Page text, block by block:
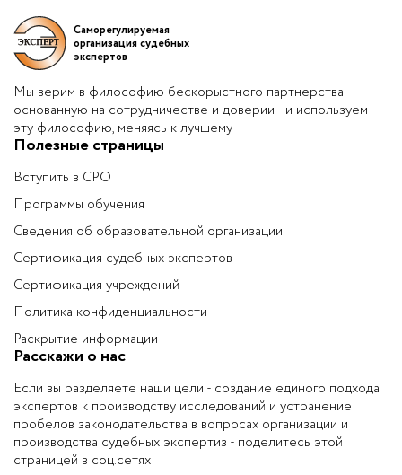
Саморегулируемая
организация судебных
экспертов
Мы верим в философию бескорыстного партнерства -
основанную на сотрудничестве и доверии - и используем
эту философию, меняясь к лучшему
Полезные страницы
Вступить в СРО
Программы обучения
Сведения об образовательной организации
Сертификация судебных экспертов
Сертификация учреждений
Политика конфиденциальности
Раскрытие информации
Расскажи о нас
Если вы разделяете наши цели - создание единого подхода
экспертов к производству исследований и устранение
пробелов законодательства в вопросах организации и
производства судебных экспертиз - поделитесь этой
страницей в соц.сетях